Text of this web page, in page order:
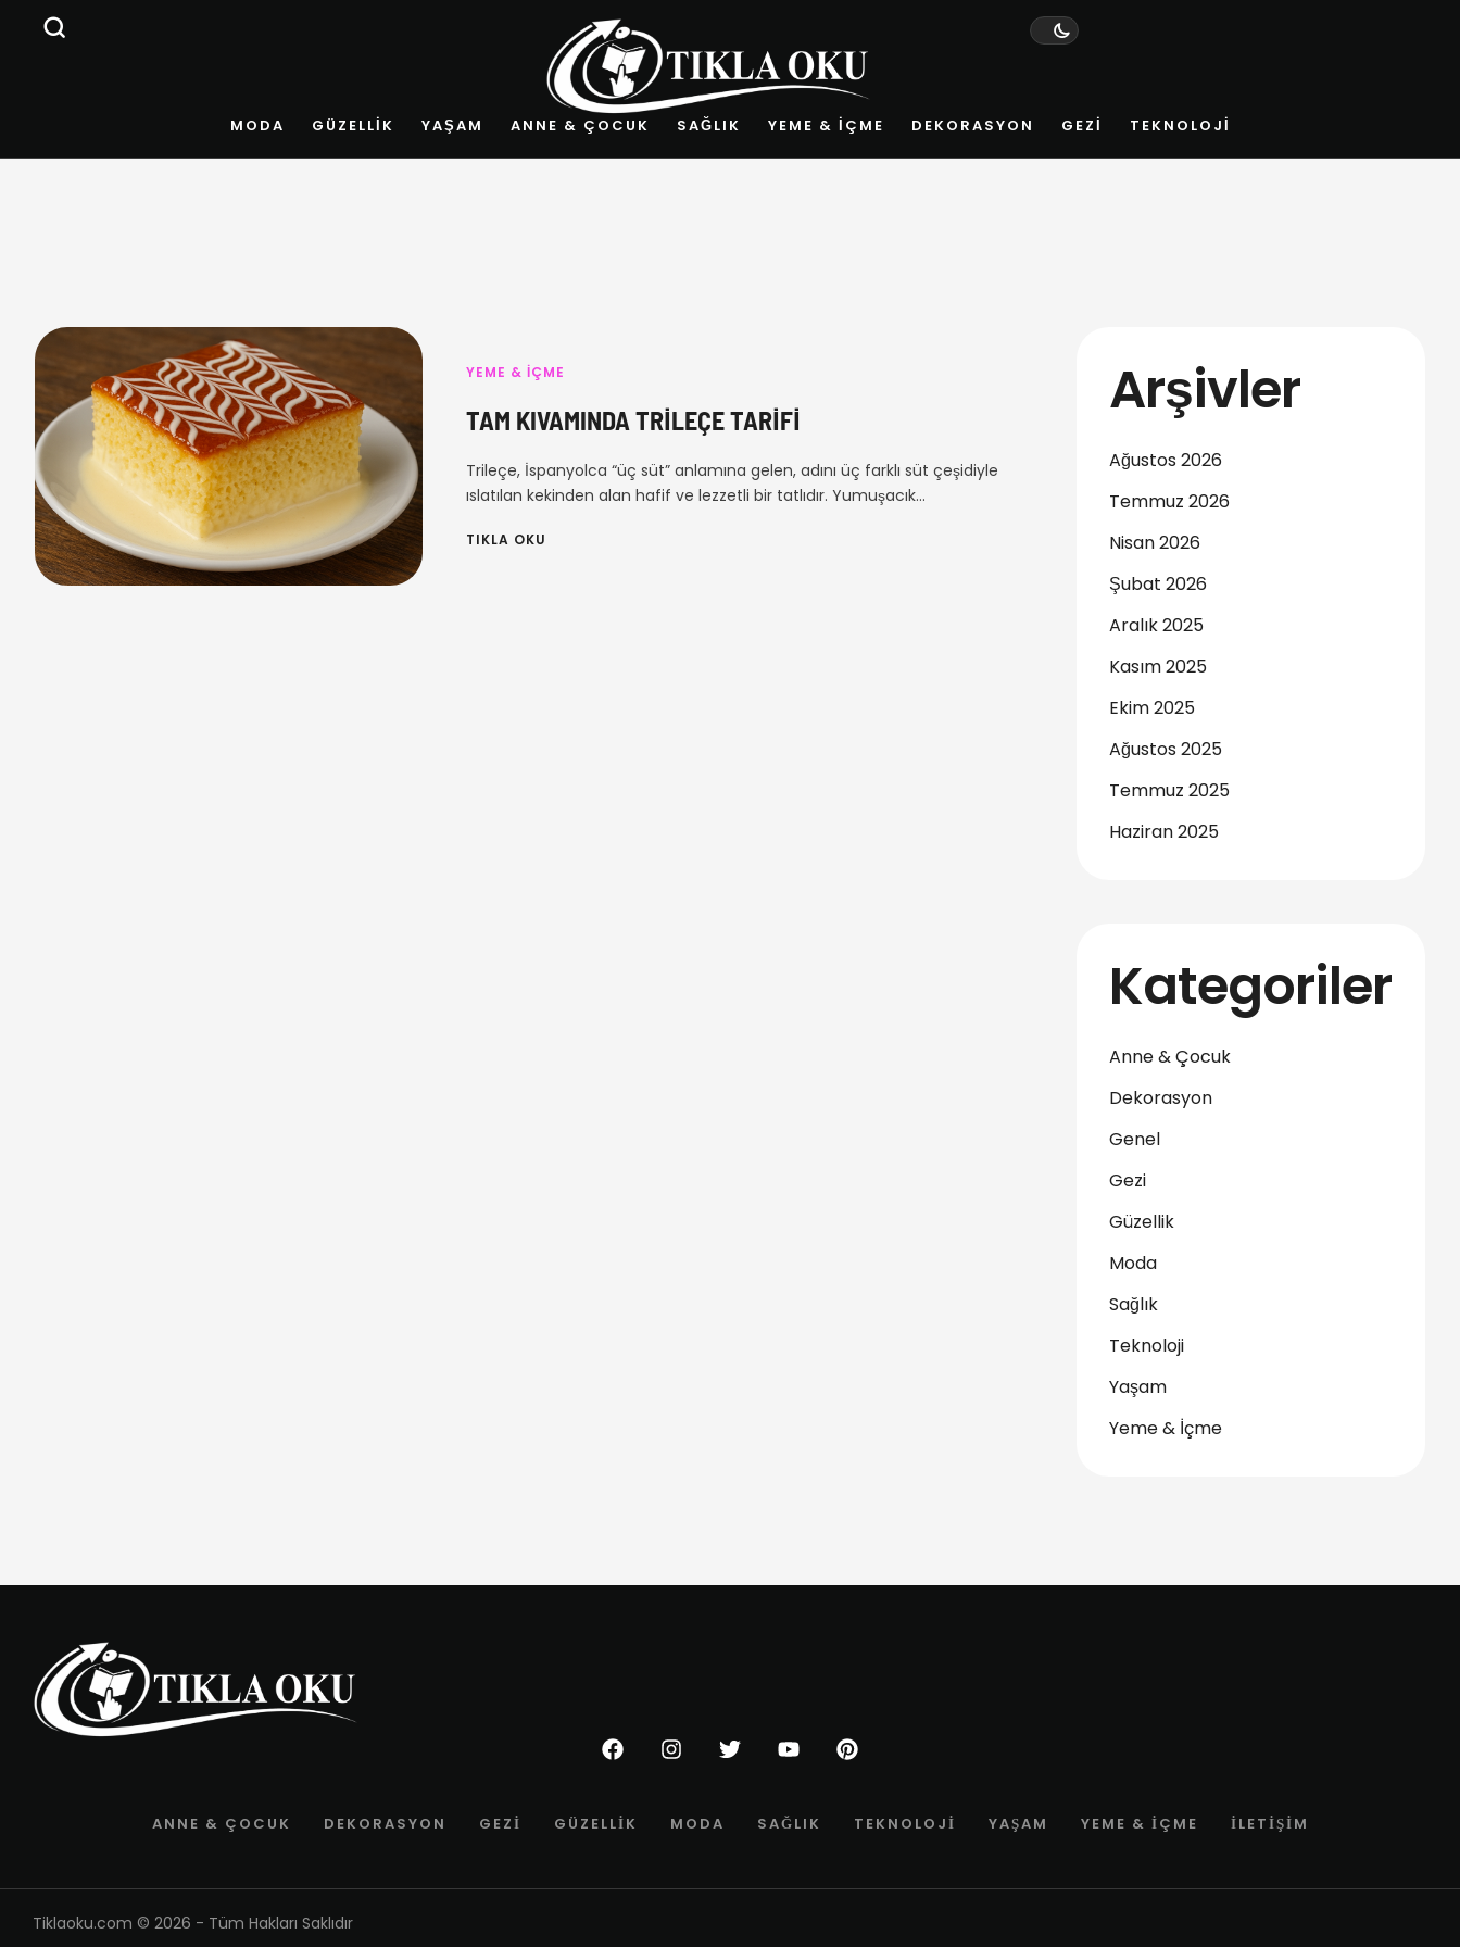
MODA GÜZELLIK YAŞAM ANNE & ÇOCUK SAĞLIK YEME & İÇME DEKORASYON GEZI TEKNOLOJI
YEME & İÇME
TAM KIVAMINDA TRILEÇE TARIFI
Trileçe, İspanyolca “üç süt” anlamına gelen, adını üç farklı süt çeşidiyle
ıslatılan kekinden alan hafif ve lezzetli bir tatlıdır. Yumuşacık...
TIKLA OKU
Arşivler
Ağustos 2026
Temmuz 2026
Nisan 2026
Şubat 2026
Aralık 2025
Kasım 2025
Ekim 2025
Ağustos 2025
Temmuz 2025
Haziran 2025
Kategoriler
Anne & Çocuk
Dekorasyon
Genel
Gezi
Güzellik
Moda
Sağlık
Teknoloji
Yaşam
Yeme & İçme
ANNE & ÇOCUK DEKORASYON GEZI GÜZELLIK MODA SAĞLIK TEKNOLOJI YAŞAM YEME & İÇME İLETIŞIM
Tiklaoku.com © 2026 - Tüm Hakları Saklıdır